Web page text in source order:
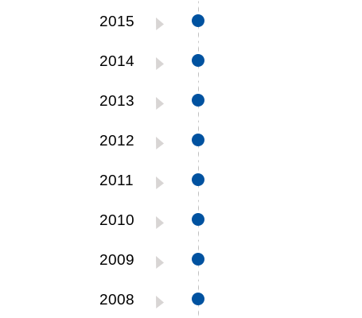
2015
2014
2013
2012
2011
2010
2009
2008